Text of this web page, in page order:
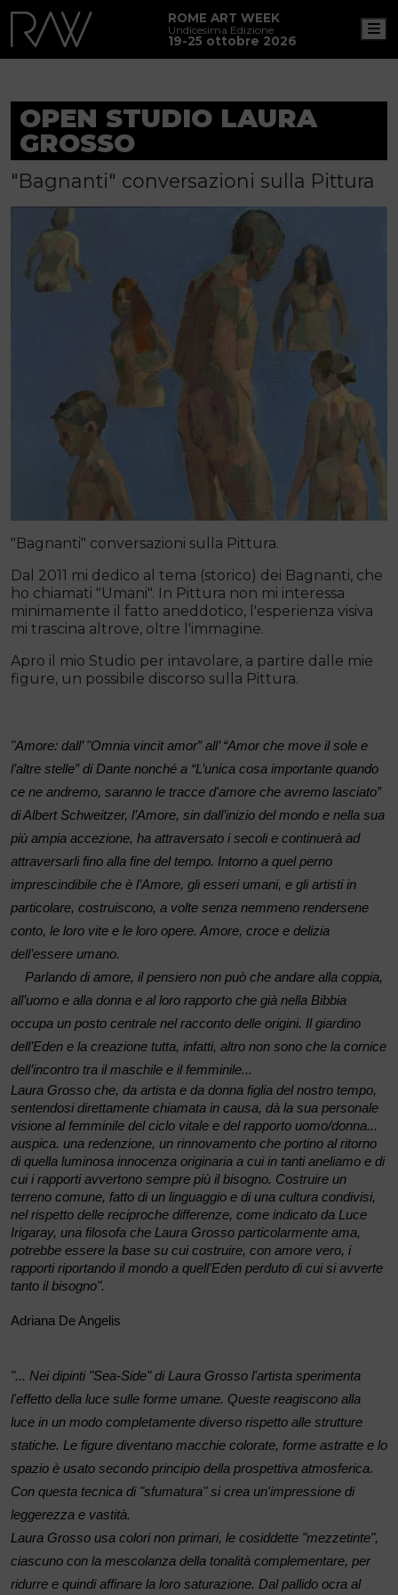
ROME ART WEEK
Undicesima Edizione
19-25 ottobre 2026
OPEN STUDIO LAURA
GROSSO
"Bagnanti" conversazioni sulla Pittura
"Bagnanti" conversazioni sulla Pittura.
Dal 2011 mi dedico al tema (storico) dei Bagnanti, che
ho chiamati "Umani". In Pittura non mi interessa
minimamente il fatto aneddotico, l'esperienza visiva
mi trascina altrove, oltre l'immagine.
Apro il mio Studio per intavolare, a partire dalle mie
figure, un possibile discorso sulla Pittura.
"Amore: dall’ "Omnia vincit amor” all’ “Amor che move il sole e
l’altre stelle” di Dante nonché a “L’unica cosa importante quando
ce ne andremo, saranno le tracce d'amore che avremo lasciato”
di Albert Schweitzer, l’Amore, sin dall’inizio del mondo e nella sua
più ampia accezione, ha attraversato i secoli e continuerà ad
attraversarli fino alla fine del tempo. Intorno a quel perno
imprescindibile che è l’Amore, gli esseri umani, e gli artisti in
particolare, costruiscono, a volte senza nemmeno rendersene
conto, le loro vite e le loro opere. Amore, croce e delizia
dell’essere umano.
Parlando di amore, il pensiero non può che andare alla coppia,
all’uomo e alla donna e al loro rapporto che già nella Bibbia
occupa un posto centrale nel racconto delle origini. Il giardino
dell’Eden e la creazione tutta, infatti, altro non sono che la cornice
dell’incontro tra il maschile e il femminile...
Laura Grosso che, da artista e da donna figlia del nostro tempo,
sentendosi direttamente chiamata in causa, dà la sua personale
visione al femminile del ciclo vitale e del rapporto uomo/donna...
auspica. una redenzione, un rinnovamento che portino al ritorno
di quella luminosa innocenza originaria a cui in tanti aneliamo e di
cui i rapporti avvertono sempre più il bisogno. Costruire un
terreno comune, fatto di un linguaggio e di una cultura condivisi,
nel rispetto delle reciproche differenze, come indicato da Luce
Irigaray, una filosofa che Laura Grosso particolarmente ama,
potrebbe essere la base su cui costruire, con amore vero, i
rapporti riportando il mondo a quell’Eden perduto di cui si avverte
tanto il bisogno".
Adriana De Angelis
"... Nei dipinti "Sea-Side" di Laura Grosso l'artista sperimenta
l'effetto della luce sulle forme umane. Queste reagiscono alla
luce in un modo completamente diverso rispetto alle strutture
statiche. Le figure diventano macchie colorate, forme astratte e lo
spazio è usato secondo principio della prospettiva atmosferica.
Con questa tecnica di "sfumatura" si crea un'impressione di
leggerezza e vastità.
Laura Grosso usa colori non primari, le cosiddette "mezzetinte",
ciascuno con la mescolanza della tonalità complementare, per
ridurre e quindi affinare la loro saturazione. Dal pallido ocra al